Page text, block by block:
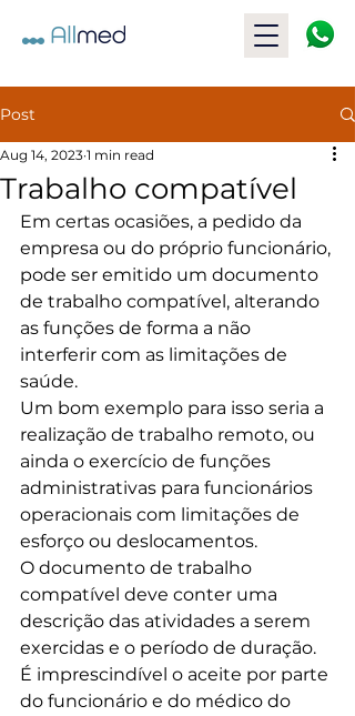
Post
Trabalho compatível
Aug 14, 2023 1 min read
Em certas ocasiões, a pedido da
empresa ou do próprio funcionário,
pode ser emitido um documento
de trabalho compatível, alterando
as funções de forma a não
interferir com as limitações de
saúde.
Um bom exemplo para isso seria a
realização de trabalho remoto, ou
ainda o exercício de funções
administrativas para funcionários
operacionais com limitações de
esforço ou deslocamentos.
O documento de trabalho
compatível deve conter uma
descrição das atividades a serem
exercidas e o período de duração.
É imprescindível o aceite por parte
do funcionário e do médico do